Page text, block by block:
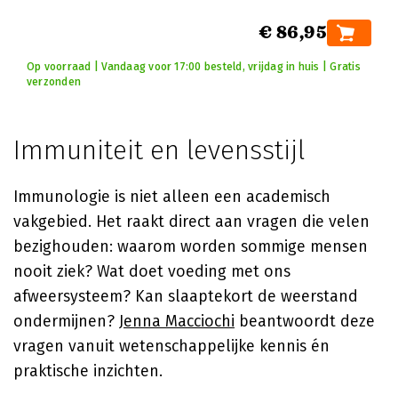
€ 86,95
Op voorraad | Vandaag voor 17:00 besteld, vrijdag in huis | Gratis
verzonden
Immuniteit en levensstijl
Immunologie is niet alleen een academisch
vakgebied. Het raakt direct aan vragen die velen
bezighouden: waarom worden sommige mensen
nooit ziek? Wat doet voeding met ons
afweersysteem? Kan slaaptekort de weerstand
ondermijnen? Jenna Macciochi beantwoordt deze
vragen vanuit wetenschappelijke kennis én
praktische inzichten.